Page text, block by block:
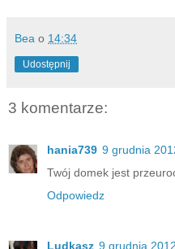
Bea o 14:34
Udostępnij
3 komentarze:
hania739 9 grudnia
Twój domek jest
Odpowiedz
Ludkasz 9 grudnia